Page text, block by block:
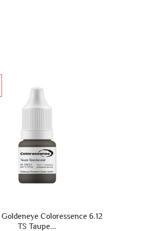
Pigment Goldeneye Coloressence 1.14
GG Glamorous Graphit...